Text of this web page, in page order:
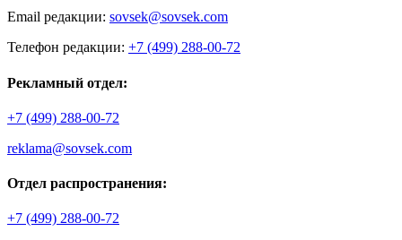
Email редакции: sovsek@sovsek.com
Телефон редакции: +7 (499) 288-00-72
Рекламный отдел:
+7 (499) 288-00-72
reklama@sovsek.com
Отдел распространения:
+7 (499) 288-00-72